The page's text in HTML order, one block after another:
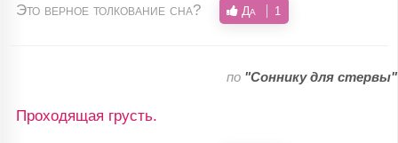
Это верное толкование сна? Да 1
по "Соннику для стервы"
Проходящая грусть.